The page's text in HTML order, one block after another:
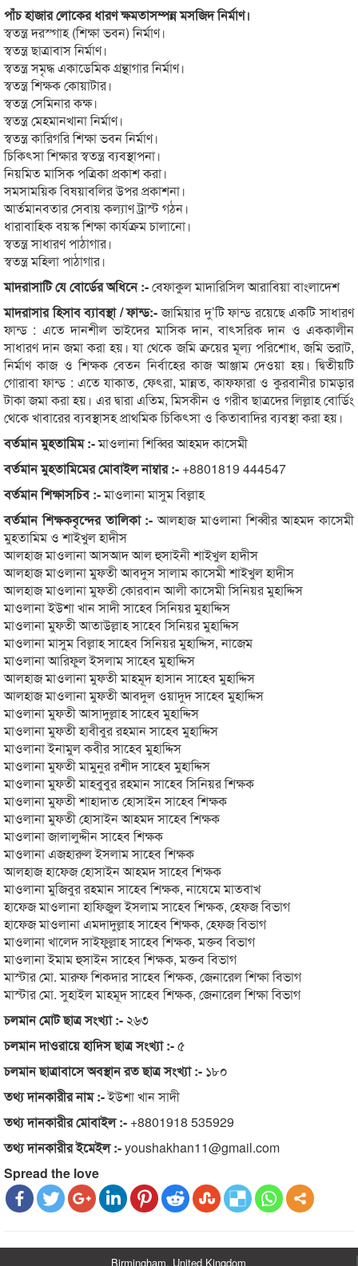
পাঁচ হাজার লোকের ধারণ ক্ষমতাসম্পন্ন মসজিদ নির্মাণ।
স্বতন্ত্র দরস্গাহ (শিক্ষা ভবন) নির্মাণ।
স্বতন্ত্র ছাত্রাবাস নির্মাণ।
স্বতন্ত্র সমৃদ্ধ একাডেমিক গ্রন্থাগার নির্মাণ।
স্বতন্ত্র শিক্ষক কোয়াটার।
স্বতন্ত্র সেমিনার কক্ষ।
স্বতন্ত্র মেহমানখানা নির্মাণ।
স্বতন্ত্র কারিগরি শিক্ষা ভবন নির্মাণ।
চিকিৎসা শিক্ষার স্বতন্ত্র ব্যবস্থাপনা।
নিয়মিত মাসিক পত্রিকা প্রকাশ করা।
সমসাময়িক বিষয়াবলির উপর প্রকাশনা।
আর্তমানবতার সেবায় কল্যাণ ট্রাস্ট গঠন।
ধারাবাহিক বয়স্ক শিক্ষা কার্যক্রম চালানো।
স্বতন্ত্র সাধারণ পাঠাগার।
স্বতন্ত্র মহিলা পাঠাগার।
মাদরাসাটি যে বোর্ডের অধিনে :-বেফাকুল মাদারিসিল আরাবিয়া বাংলাদেশ
মাদরাসার হিসাব ব্যাবস্থা / ফান্ড:-জামিয়ার দু’টি ফান্ড রয়েছে একটি সাধারণ
ফান্ড : এতে দানশীল ভাইদের মাসিক দান, বাৎসরিক দান ও এককালীন
সাধারণ দান জমা করা হয়। যা থেকে জমি ক্রয়ের মূল্য পরিশোধ, জমি ভরাট,
নির্মাণ কাজ ও শিক্ষক বেতন নির্বাহের কাজ আঞ্জাম দেওয়া হয়। দ্বিতীয়টি
গোরাবা ফান্ড : এতে যাকাত, ফেৎরা, মান্নত, কাফ্ফারা ও কুরবানীর চামড়ার
টাকা জমা করা হয়। এর দ্বারা এতিম, মিসকীন ও গরীব ছাত্রদের লিল্লাহ বোর্ডিং
থেকে খাবারের ব্যবস্থাসহ প্রাথমিক চিকিৎসা ও কিতাবাদির ব্যবস্থা করা হয়।
বর্তমান মুহতামিম :-মাওলানা শিব্বির আহমদ কাসেমী
বর্তমান মুহতামিমের মোবাইল নাম্বার :- +8801819 444547
বর্তমান শিক্ষাসচিব :-মাওলানা মাসুম বিল্লাহ
বর্তমান শিক্ষকবৃন্দের তালিকা :- আলহাজ মাওলানা শিব্বীর আহমদ কাসেমী
মুহতামিম ও শাইখুল হাদীস
আলহাজ মাওলানা আসআদ আল হুসাইনী শাইখুল হাদীস
আলহাজ মাওলানা মুফতী আবদুস সালাম কাসেমী শাইখুল হাদীস
আলহাজ মাওলানা মুফতী কোরবান আলী কাসেমী সিনিয়র মুহাদ্দিস
মাওলানা ইউশা খান সাদী সাহেব সিনিয়র মুহাদ্দিস
মাওলানা মুফতী আতাউল্লাহ সাহেব সিনিয়র মুহাদ্দিস
মাওলানা মাসুম বিল্লাহ সাহেব সিনিয়র মুহাদ্দিস, নাজেম
মাওলানা আরিফুল ইসলাম সাহেব মুহাদ্দিস
আলহাজ মাওলানা মুফতী মাহমূদ হাসান সাহেব মুহাদ্দিস
আলহাজ মাওলানা মুফতী আবদুল ওয়াদুদ সাহেব মুহাদ্দিস
মাওলানা মুফতী আসাদুল্লাহ সাহেব মুহাদ্দিস
মাওলানা মুফতী হাবীবুর রহমান সাহেব মুহাদ্দিস
মাওলানা ইনামুল কবীর সাহেব মুহাদ্দিস
মাওলানা মুফতী মামুনুর রশীদ সাহেব মুহাদ্দিস
মাওলানা মুফতী মাহবুবুর রহমান সাহেব সিনিয়র শিক্ষক
মাওলানা মুফতী শাহাদাত হোসাইন সাহেব শিক্ষক
মাওলানা মুফতী হোসাইন আহমদ সাহেব শিক্ষক
মাওলানা জালালুদ্দীন সাহেব শিক্ষক
মাওলানা এজহারুল ইসলাম সাহেব শিক্ষক
আলহাজ হাফেজ হোসাইন আহমদ সাহেব শিক্ষক
মাওলানা মুজিবুর রহমান সাহেব শিক্ষক, নাযেমে মাতবাখ
হাফেজ মাওলানা হাফিজুল ইসলাম সাহেব শিক্ষক, হেফজ বিভাগ
হাফেজ মাওলানা এমদাদুল্লাহ সাহেব শিক্ষক, হেফজ বিভাগ
মাওলানা খালেদ সাইফুল্লাহ সাহেব শিক্ষক, মক্তব বিভাগ
মাওলানা ইমাম হুসাইন সাহেব শিক্ষক, মক্তব বিভাগ
মাস্টার মো. মারুফ শিকদার সাহেব শিক্ষক, জেনারেল শিক্ষা বিভাগ
মাস্টার মো. সুহাইল মাহমূদ সাহেব শিক্ষক, জেনারেল শিক্ষা বিভাগ
চলমান মোট ছাত্র সংখ্যা :- ২৬৩
চলমান দাওরায়ে হাদিস ছাত্র সংখ্যা :-৫
চলমান ছাত্রাবাসে অবস্থান রত ছাত্র সংখ্যা :- ১৮০
তথ্য দানকারীর নাম :-ইউশা খান সাদী
তথ্য দানকারীর মোবাইল :- +8801918 535929
তথ্য দানকারীর ইমেইল :-youshakhan11@gmail.com
Spread the love
Birmingham, United Kingdom